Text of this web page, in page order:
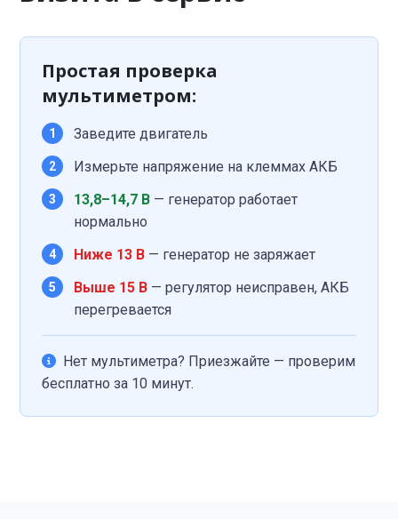
Простая проверка
мультиметром:
1 Заведите двигатель
2 Измерьте напряжение на клеммах АКБ
3 13,8–14,7 В — генератор работает
нормально
4 Ниже 13 В — генератор не заряжает
5 Выше 15 В — регулятор неисправен, АКБ
перегревается
Нет мультиметра? Приезжайте — проверим
бесплатно за 10 минут.